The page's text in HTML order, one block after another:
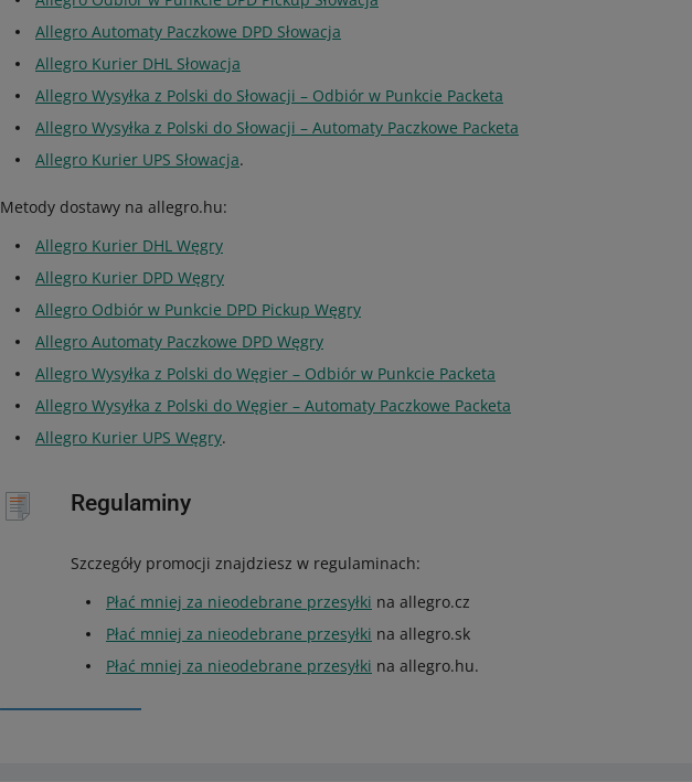
Allegro Automaty Paczkowe DPD Słowacja
Allegro Kurier DHL Słowacja
Allegro Wysyłka z Polski do Słowacji – Odbiór w Punkcie Packeta
Allegro Wysyłka z Polski do Słowacji – Automaty Paczkowe Packeta
Allegro Kurier UPS Słowacja.
Metody dostawy na allegro.hu:
Allegro Kurier DHL Węgry
Allegro Kurier DPD Węgry
Allegro Odbiór w Punkcie DPD Pickup Węgry
Allegro Automaty Paczkowe DPD Węgry
Allegro Wysyłka z Polski do Węgier – Odbiór w Punkcie Packeta
Allegro Wysyłka z Polski do Węgier – Automaty Paczkowe Packeta
Allegro Kurier UPS Węgry.
Regulaminy
Szczegóły promocji znajdziesz w regulaminach:
Płać mniej za nieodebrane przesyłki na allegro.cz
Płać mniej za nieodebrane przesyłki na allegro.sk
Płać mniej za nieodebrane przesyłki na allegro.hu.